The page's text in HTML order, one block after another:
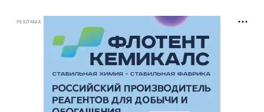
РЕКЛАМА